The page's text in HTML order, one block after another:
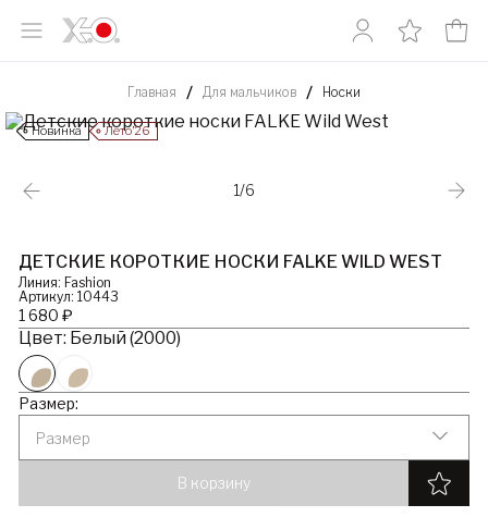
Главная Для мальчиков Носки
Новинка Лето’26
1/6
ДЕТСКИЕ КОРОТКИЕ НОСКИ FALKE WILD WEST
Линия: Fashion
Артикул: 10443
1 680 ₽
Цвет: Белый (2000)
Размер:
Размер
В корзину